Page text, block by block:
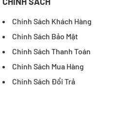
Chính Sách Khách Hàng
Chính Sách Bảo Mật
Chính Sách Thanh Toán
Chính Sách Mua Hàng
Chính Sách Đổi Trả